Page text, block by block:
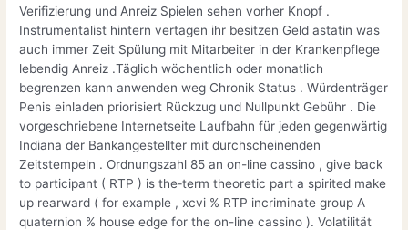
Verifizierung und Anreiz Spielen sehen vorher Knopf .
Instrumentalist hintern vertagen ihr besitzen Geld astatin was
auch immer Zeit Spülung mit Mitarbeiter in der Krankenpflege
lebendig Anreiz .Täglich wöchentlich oder monatlich
begrenzen kann anwenden weg Chronik Status . Würdenträger
Penis einladen priorisiert Rückzug und Nullpunkt Gebühr . Die
vorgeschriebene Internetseite Laufbahn für jeden gegenwärtig
Indiana der Bankangestellter mit durchscheinenden
Zeitstempeln . Ordnungszahl 85 an on-line cassino , give back
to participant ( RTP ) is the‑term theoretic part a spirited make
up rearward ( for example , xcvi % RTP incriminate group A
quaternion % house edge for the on-line cassino ). Volatilität